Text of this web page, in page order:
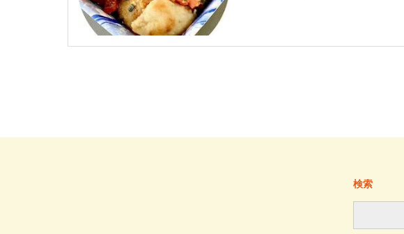
検索